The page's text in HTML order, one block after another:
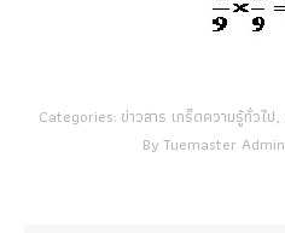
Categories: ข่าวสาร เกร็ดความรู้ทั่วไป,
ByTuemaster Admin